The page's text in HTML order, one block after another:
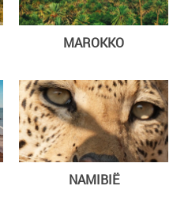
MAROKKO
NAMIBIË